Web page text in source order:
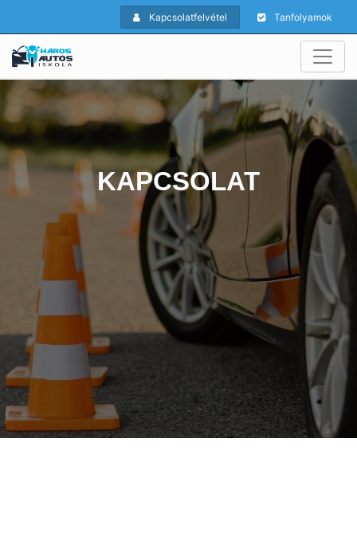
Kapcsolatfelvétel Tanfolyamok
KAPCSOLAT